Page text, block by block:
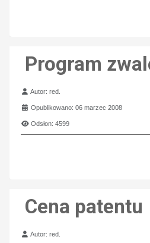
Program
Szczegóły
Autor:red.
Opublikowano: 06 marzec 2008
Odsłon: 4599
Cena patentu
Szczegóły
Autor:red.